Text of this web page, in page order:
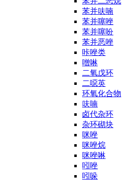
苯并呋喃
苯并噻唑
苯并噻吩
苯并恶唑
咔唑类
噌啉
二氧戊环
二噁英
环氧化合物
呋喃
卤代杂环
杂环砌块
咪唑
咪唑烷
咪唑啉
吲唑
吲哚